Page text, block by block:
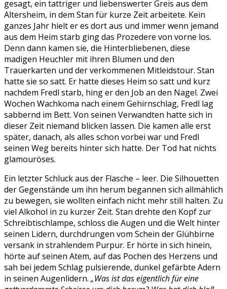
gesagt, ein tattriger und liebenswerter Greis aus dem
Altersheim, in dem Stan für kurze Zeit arbeitete. Kein
ganzes Jahr hielt er es dort aus und immer wenn jemand
aus dem Heim starb ging das Prozedere von vorne los.
Denn dann kamen sie, die Hinterbliebenen, diese
madigen Heuchler mit ihren Blumen und den
Trauerkarten und der verkommenen Mitleidstour. Stan
hatte sie so satt. Er hatte dieses Heim so satt und kurz
nachdem Fredl starb, hing er den Job an den Nagel. Zwei
Wochen Wachkoma nach einem Gehirnschlag, Fredl lag
sabbernd im Bett. Von seinen Verwandten hatte sich in
dieser Zeit niemand blicken lassen. Die kamen alle erst
später, danach, als alles schon vorbei war und Fredl
seinen Weg bereits hinter sich hatte. Der Tod hat nichts
glamouröses.
Ein letzter Schluck aus der Flasche – leer. Die Silhouetten
der Gegenstände um ihn herum begannen sich allmählich
zu bewegen, sie wollten einfach nicht mehr still halten. Zu
viel Alkohol in zu kurzer Zeit. Stan drehte den Kopf zur
Schreibtischlampe, schloss die Augen und die Welt hinter
seinen Lidern, durchdrungen vom Schein der Glühbirne
versank in strahlendem Purpur. Er hörte in sich hinein,
hörte auf seinen Atem, auf das Pochen des Herzens und
sah bei jedem Schlag pulsierende, dunkel gefärbte Adern
in seinen Augenlidern. „Was ist das eigentlich für eine